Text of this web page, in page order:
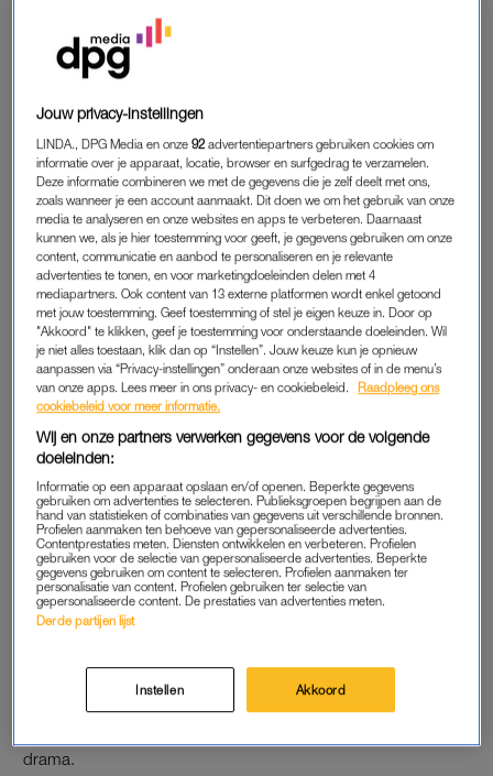
Limburgse Blerick (gemeente Venlo), meldt de politie.
De Telegraafmeldt dat de verdachten haar ouders zouden
DOODGESTOKEN MEISJE
De politie wil dit niet bevestigen. De melding over het incident
kwam rond 06.30 uur binnen. Het meisje raakte bij het
steekincident zwaargewond en meerdere hulpdiensten en een
traumahelikopter werden opgeroepen.
Maar hulp mocht niet baten. “De politie doet volop onderzoek
naar de toedracht van dit heftige incident”, aldus een
woordvoerder.
SCHOOL IN BLERICK GESCHOKT
het Blariacumcollege in Blerick. De school reageert
aangeslagen. Een woordvoerder noemt het overlijden “een
enorme schok” en zegt dat zowel leerlingen als medewerkers
van slag zijn.
‘Onze gedachten gaan uit naar de familie en vrienden en
een bericht dat naar de ouders is gestuurd. Zo meldt
Limburger
. Op school is een gedenkplek ingericht voor
drama.
Jouw privacy-instellingen
LINDA., DPG Media en onze92 advertentiepartners gebruiken cookies om
informatie over je apparaat, locatie, browser en surfgedrag te verzamelen.
Deze informatie combineren we met de gegevens die je zelf deelt met ons,
zoals wanneer je een account aanmaakt. Dit doen we om het gebruik van onze
media te analyseren en onze websites en apps te verbeteren. Daarnaast
kunnen we, als je hier toestemming voor geeft, je gegevens gebruiken om onze
content, communicatie en aanbod te personaliseren en je relevante
advertenties te tonen, en voor marketingdoeleinden delen met 4
mediapartners. Ook content van 13 externe platformen wordt enkel getoond
met jouw toestemming. Geef toestemming of stel je eigen keuze in. Door op
"Akkoord" te klikken, geef je toestemming voor onderstaande doeleinden. Wil
je niet alles toestaan, klik dan op “Instellen”. Jouw keuze kun je opnieuw
aanpassen via “Privacy-instellingen” onderaan onze websites of in de menu’s
van onze apps. Lees meer in ons privacy- en cookiebeleid.
Raadpleeg ons
cookiebeleid voor meer informatie.
Wij en onze partners verwerken gegevens voor de volgende
doeleinden:
Informatie op een apparaat opslaan en/of openen. Beperkte gegevens
gebruiken om advertenties te selecteren. Publieksgroepen begrijpen aan de
hand van statistieken of combinaties van gegevens uit verschillende bronnen.
Profielen aanmaken ten behoeve van gepersonaliseerde advertenties.
Contentprestaties meten. Diensten ontwikkelen en verbeteren. Profielen
gebruiken voor de selectie van gepersonaliseerde advertenties. Beperkte
gegevens gebruiken om content te selecteren. Profielen aanmaken ter
personalisatie van content. Profielen gebruiken ter selectie van
gepersonaliseerde content. De prestaties van advertenties meten.
Derde partijen lijst
Instellen Akkoord